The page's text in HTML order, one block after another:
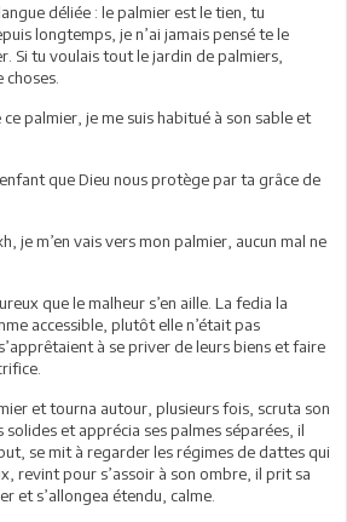
déliée : le palmier est le tien, tu
longtemps, je n’ai jamais pensé te le
Si tu voulais tout le jardin de palmiers,
palmier, je me suis habitué à son sable et
que Dieu nous protège par ta grâce de
je m’en vais vers mon palmier, aucun mal ne
que le malheur s’en aille. La fedia la
accessible, plutôt elle n’était pas
à se priver de leurs biens et faire
et tourna autour, plusieurs fois, scruta son
solides et apprécia ses palmes séparées, il
se mit à regarder les régimes de dattes qui
revint pour s’assoir à son ombre, il prit sa
et s’allongea étendu, calme.